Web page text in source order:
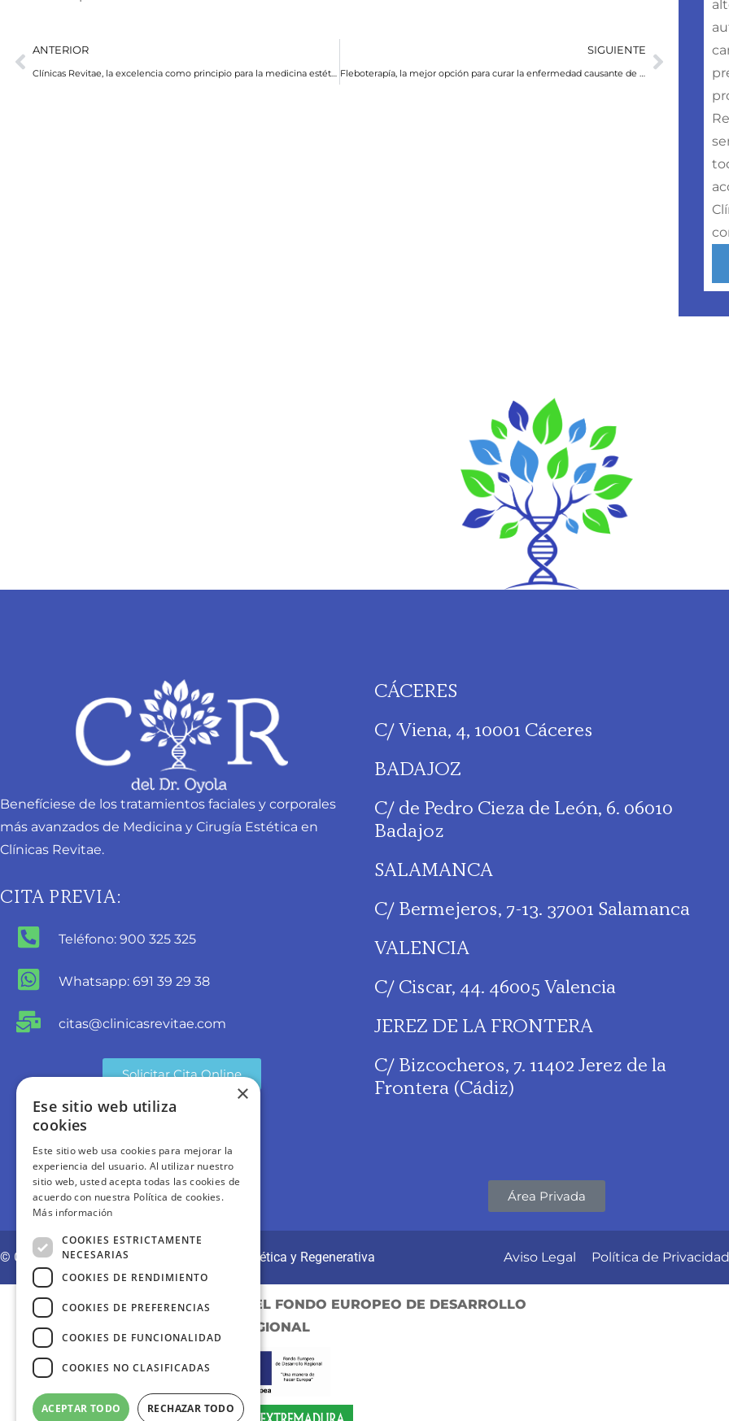
ANTERIOR SIGUIENTE
Benefíciese de los tratamientos faciales y corporales
más avanzados de Medicina y Cirugía Estética en
Clínicas Revitae.
CITA PREVIA:
Teléfono: 900 325 325
Whatsapp: 691 39 29 38
citas@clinicasrevitae.com
Solicitar Cita Online
CÁCERES
C/ Viena, 4, 10001 Cáceres
BADAJOZ
C/ de Pedro Cieza de León, 6. 06010
Badajoz
SALAMANCA
C/ Bermejeros, 7-13. 37001 Salamanca
VALENCIA
C/ Ciscar, 44. 46005 Valencia
JEREZ DE LA FRONTERA
C/ Bizcocheros, 7. 11402 Jerez de la
Frontera (Cádiz)
Área Privada
© CLÍNICAS REVITAE | Medicina y Cirugía Estética y Regenerativa Aviso Legal Política de Privacidad
PROYECTO COFINANCIADO POR EL FONDO EUROPEO DE DESARROLLO
REGIONAL
×
Ese sitio web utiliza
cookies
Este sitio web usa cookies para mejorar la
experiencia del usuario. Al utilizar nuestro
sitio web, usted acepta todas las cookies de
acuerdo con nuestra Política de cookies.
Más información
COOKIES ESTRICTAMENTE
NECESARIAS
COOKIES DE RENDIMIENTO
COOKIES DE PREFERENCIAS
COOKIES DE FUNCIONALIDAD
COOKIES NO CLASIFICADAS
ACEPTAR TODO RECHAZAR TODO